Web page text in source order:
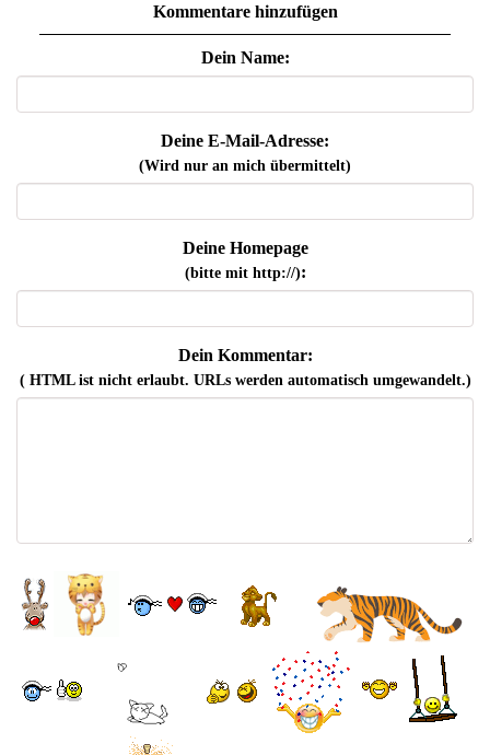
Kommentare hinzufügen
Dein Name:
Deine E-Mail-Adresse:
(Wird nur an mich übermittelt)
Deine Homepage
(bitte mit http://):
Dein Kommentar:
( HTML ist nichterlaubt. URLs werden automatisch umgewandelt.)